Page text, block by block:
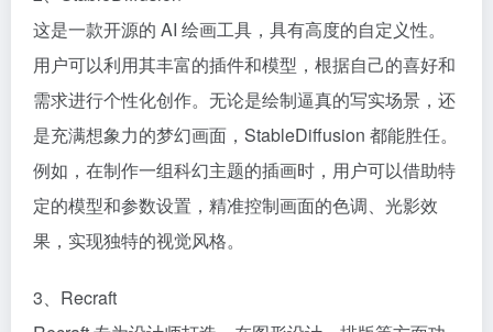
这是一款开源的 AI 绘画工具，具有高度的自定义性。
用户可以利用其丰富的插件和模型，根据自己的喜好和
需求进行个性化创作。无论是绘制逼真的写实场景，还
是充满想象力的梦幻画面，StableDiffusion 都能胜任。
例如，在制作一组科幻主题的插画时，用户可以借助特
定的模型和参数设置，精准控制画面的色调、光影效
果，实现独特的视觉风格。​
3、Recraft​